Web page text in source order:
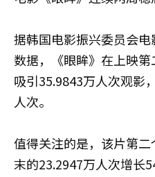
据韩国电影振兴委员会
数据，《眼眸》在上映
吸引35.9843万人次观影
人次。
值得关注的是，该片第
末的23.2947万人次增长